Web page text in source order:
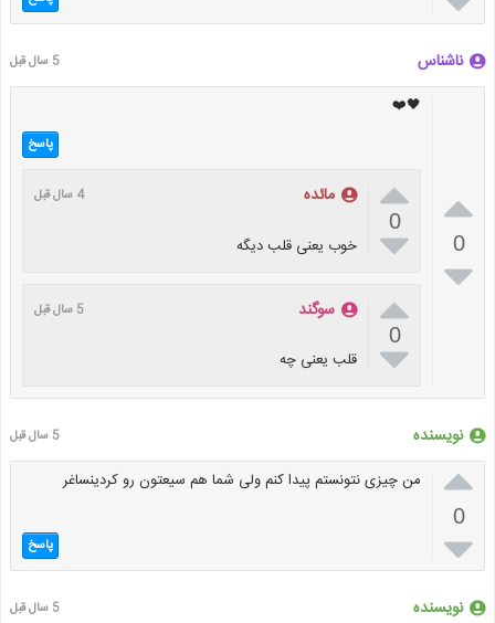
ناشناس 5 سال قبل

0

🖤❤️
پاسخ

0

مائده 4 سال قبل
خوب یعنی قلب دیگه

0

سوگند 5 سال قبل
قلب یعنی چه
نویسنده 5 سال قبل

0

من چیزی نتونستم پیدا کنم ولی شما هم سیعتون رو کردینساغر
پاسخ
نویسنده 5 سال قبل